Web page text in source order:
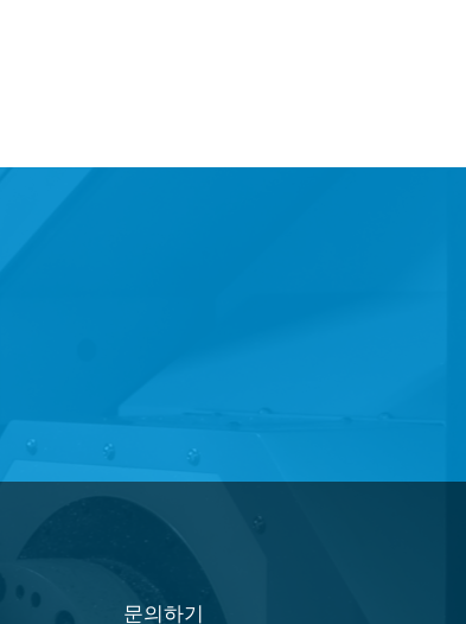
문의하기